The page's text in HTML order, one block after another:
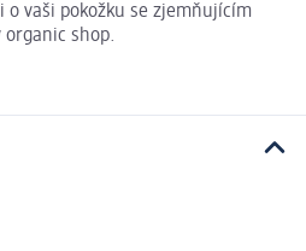
o vaši pokožku se zjemňujícím
organic shop.